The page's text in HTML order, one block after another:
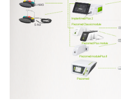
S-NW3
S-N3 Piezomed Classic module
Piezomed module Plus II
Piezomed
Implantmed Plus 2
Piezomed Plus module